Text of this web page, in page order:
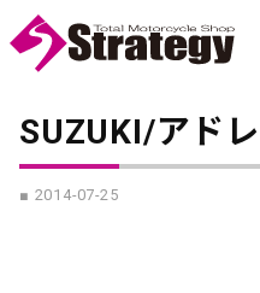
SUZUKI/アド
■ 2014-07-25